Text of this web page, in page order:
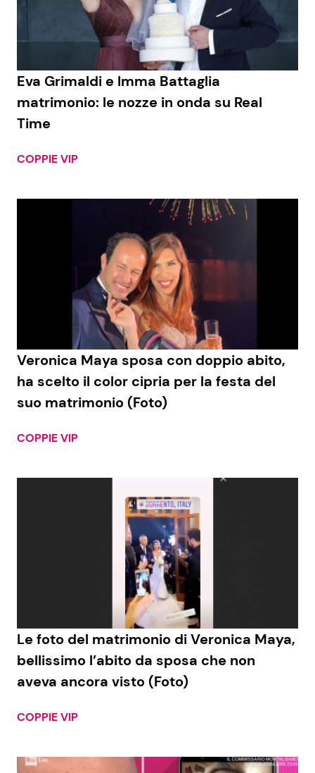
Persone Scomparse
Fiction e Serie TV
Programmi TV
Reality e Talent
News Spettacolo
News dal mondo
Benessere
Casa
Cucina e Ricette
Consigli di Cucina
Primi Piatti
Ricette Facili e Veloci
Ricette Feste
Ricette per Bambini
Seguici
Info
Eva Grimaldi e Imma Battaglia
matrimonio: le nozze in onda su Real
Time
COPPIE VIP
Veronica Maya sposa con doppio abito,
ha scelto il color cipria per la festa del
suo matrimonio (Foto)
COPPIE VIP
Le foto del matrimonio di Veronica Maya,
bellissimo l’abito da sposa che non
aveva ancora visto (Foto)
COPPIE VIP